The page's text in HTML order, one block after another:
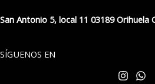
San Antonio 5, local 11 03189 Orihuela
SÍGUENOS EN